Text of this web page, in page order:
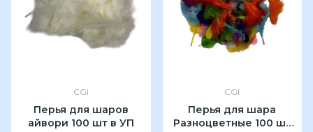
CGI
Перья для шаров
айвори 100 шт в УП
CGI
Перья для шара
Разноцветные 100 шт